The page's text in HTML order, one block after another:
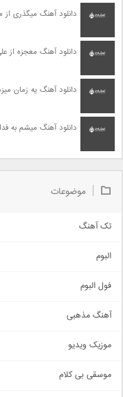
دانلود آهنگ میگذری
دانلود آهنگ معجزه از
دانلود آهنگ یه زمان
دانلود آهنگ میشم به
موضوعات
تک آهنگ
اجتماعی
حماسی
سنتی
اهنگ بندرعباسی
البوم
فول البوم
آهنگ مذهبی
موزیک ویدیو
موسقی بی کلام